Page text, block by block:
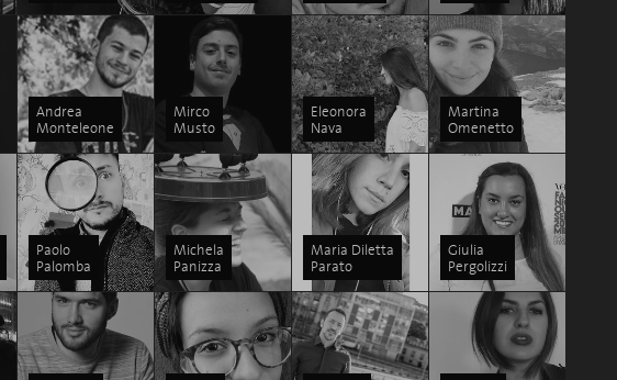
Andrea
Monteleone
Mirco
Musto
Eleonora
Nava
Martina
Omenetto
Paolo
Palomba
Michela
Panizza
Maria Diletta
Parato
Giulia
Pergolizzi